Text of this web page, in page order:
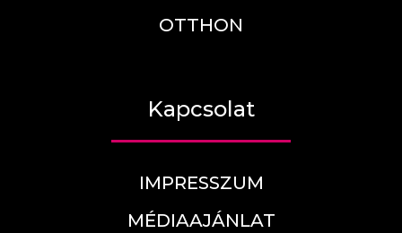
OTTHON
Kapcsolat
IMPRESSZUM
MÉDIAAJÁNLAT